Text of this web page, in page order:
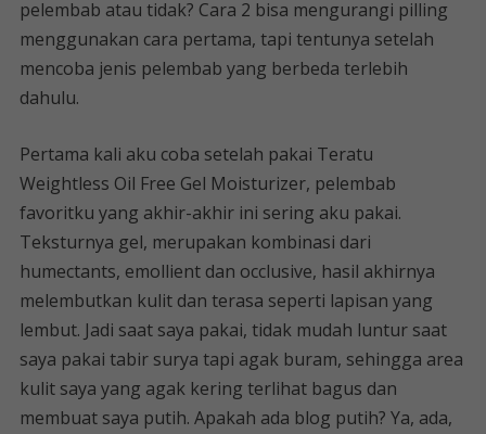
pelembab atau tidak? Cara 2 bisa mengurangi pilling
menggunakan cara pertama, tapi tentunya setelah
mencoba jenis pelembab yang berbeda terlebih
dahulu.
Pertama kali aku coba setelah pakai Teratu
Weightless Oil Free Gel Moisturizer, pelembab
favoritku yang akhir-akhir ini sering aku pakai.
Teksturnya gel, merupakan kombinasi dari
humectants, emollient dan occlusive, hasil akhirnya
melembutkan kulit dan terasa seperti lapisan yang
lembut. Jadi saat saya pakai, tidak mudah luntur saat
saya pakai tabir surya tapi agak buram, sehingga area
kulit saya yang agak kering terlihat bagus dan
membuat saya putih. Apakah ada blog putih? Ya, ada,